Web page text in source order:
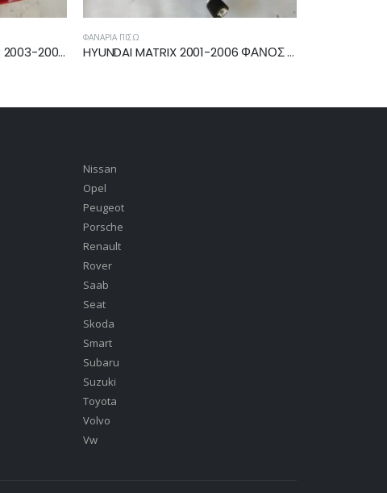
HYUNDAI MATRIX 2001-2006 ΦΑΝΟΣ ΠΙΣΩ ΔΕΞΙΟΣ 92402-17000
ΦΑΝΆΡΙΑ ΠΊΣΩ
Nissan
Opel
Peugeot
Porsche
Renault
Rover
Saab
Seat
Skoda
Smart
Subaru
Suzuki
Toyota
Volvo
Vw